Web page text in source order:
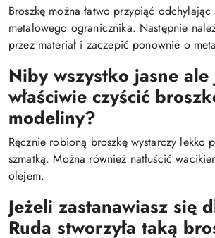
Broszkę można łatwo przypiąć
metalowego ogranicznika. Następnie
przez materiał i zaczepić ponownie o
Niby wszystko jasne ale
właściwie czyścić
modeliny?
Ręcznie robioną broszkę wystarczy lekko
szmatką. Można również natłuścić
olejem.
Jeżeli zastanawiasz się
Ruda stworzyła taką